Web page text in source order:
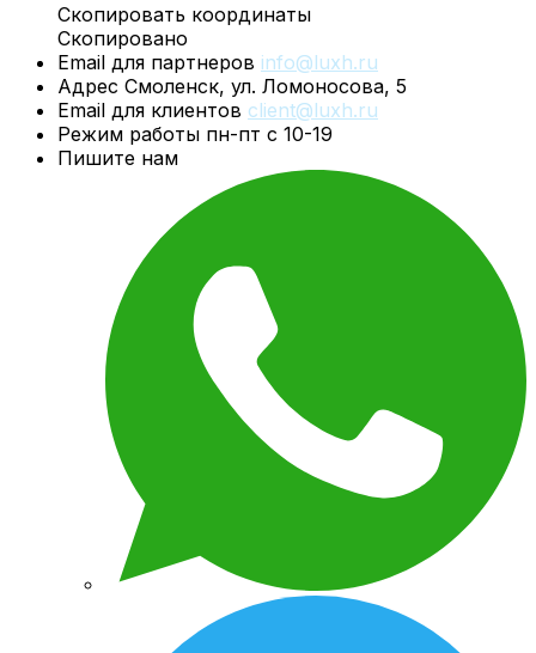
Скопировать координаты
Скопировано
Email для партнеров info@luxh.ru
Адрес Смоленск, ул. Ломоносова, 5
Email для клиентов client@luxh.ru
Режим работы пн-пт с 10-19
Пишите нам